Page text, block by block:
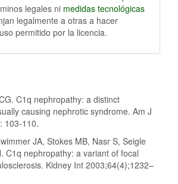
legales ni medidas tecnológicas
legalmente a otras a hacer
permitido por la licencia.
C1q nephropathy: a distinct
causing nephrotic syndrome. Am J
103-110.
JA, Stokes MB, Nasr S, Seigle
C1q nephropathy: a variant of focal
Kidney Int 2003;64(4);1232–